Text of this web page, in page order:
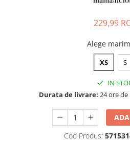
229,99
Alege
XS S
IN
Durata de livrare: 24 ore de
Cod Produs: